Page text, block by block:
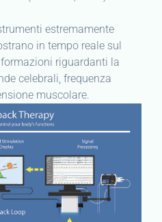
estremamente
in tempo reale sul
riguardanti la
celebrali, frequenza
muscolare.